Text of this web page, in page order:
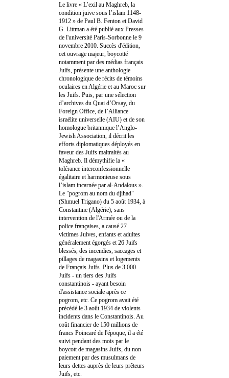
Le livre « L’exil au Maghreb, la
condition juive sous l’islam 1148-
1912 » de Paul B. Fenton et David
G. Littman a été publié aux Presses
de l'université Paris-Sorbonne le 9
novembre 2010. Succès d'édition,
cet ouvrage majeur, boycotté
notamment par des médias français
Juifs, présente une anthologie
chronologique de récits de témoins
oculaires en Algérie et au Maroc sur
les Juifs. Puis, par une sélection
d’archives du Quai d’Orsay, du
Foreign Office, de l’Alliance
israélite universelle (AIU) et de son
homologue britannique l’Anglo-
Jewish Association, il décrit les
efforts diplomatiques déployés en
faveur des Juifs maltraités au
Maghreb. Il démythifie la «
tolérance interconfessionnelle
égalitaire et harmonieuse sous
l’islam incarnée par al-Andalous ».
Le "pogrom au nom du djihad"
(Shmuel Trigano) du 5 août 1934, à
Constantine (Algérie), sans
intervention de l'Armée ou de la
police françaises, a causé 27
victimes Juives, enfants et adultes
généralement égorgés et 26 Juifs
blessés, des incendies, saccages et
pillages de magasins et logements
de Français Juifs. Plus de 3 000
Juifs - un tiers des Juifs
constantinois - ayant besoin
d'assistance sociale après ce
pogrom, etc. Ce pogrom avait été
précédé le 3 août 1934 de violents
incidents dans le Constantinois. Au
coût financier de 150 millions de
francs Poincaré de l'époque, il a été
suivi pendant des mois par le
boycott de magasins Juifs, du non
paiement par des musulmans de
leurs dettes auprès de leurs prêteurs
Juifs, etc.